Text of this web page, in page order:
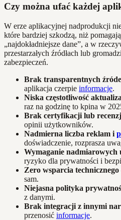
Czy można ufać każdej
W erze aplikacyjnej nadprodukcji
które bardziej szkodzą, niż
„najdokładniejsze dane”, a w
przestarzałych źródłach lub
zabezpieczeń.
Brak transparentnych
aplikacja czerpie informacje.
Niska częstotliwość
raz na godzinę to kpina w
Brak certyfikacji lub
opinii użytkowników.
Nadmierna liczba reklam i
doświadczenie, rozprasza
Wymaganie nadmiarowych
ryzyko dla prywatności i
Zero wsparcia technicznego
sam.
Niejasna polityka
z danymi.
Brak integracji z innymi
przenosić informacje.